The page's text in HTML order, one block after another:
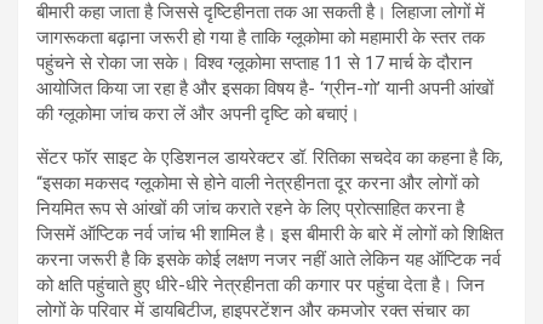
बीमारी कहा जाता है जिससे दृष्टिहीनता तक आ सकती है। लिहाजा लोगों में
जागरूकता बढ़ाना जरूरी हो गया है ताकि ग्लूकोमा को महामारी के स्तर तक
पहुंचने से रोका जा सके। विश्व ग्लूकोमा सप्ताह 11 से 17 मार्च के दौरान
आयोजित किया जा रहा है और इसका विषय है- ‘ग्रीन-गो’ यानी अपनी आंखों
की ग्लूकोमा जांच करा लें और अपनी दृष्टि को बचाएं।
सेंटर फॉर साइट के एडिशनल डायरेक्टर डॉ. रितिका सचदेव का कहना है कि,
“इसका मकसद ग्लूकोमा से होने वाली नेत्रहीनता दूर करना और लोगों को
नियमित रूप से आंखों की जांच कराते रहने के लिए प्रोत्साहित करना है
जिसमें ऑप्टिक नर्व जांच भी शामिल है। इस बीमारी के बारे में लोगों को शिक्षित
करना जरूरी है कि इसके कोई लक्षण नजर नहीं आते लेकिन यह ऑप्टिक नर्व
को क्षति पहुंचाते हुए धीरे-धीरे नेत्रहीनता की कगार पर पहुंचा देता है। जिन
लोगों के परिवार में डायबिटीज, हाइपरटेंशन और कमजोर रक्त संचार का